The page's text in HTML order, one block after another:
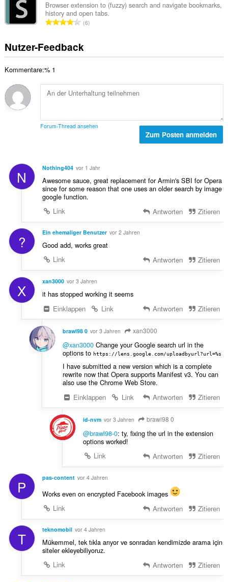
n
:u
n
e
n
e
w
e
t
u
e
a
m
t
B
e
r
t
g
Browser extension to (fuzzy) search and navigate bookmarks,
history and open tabs.
G
s
a
e
B
e
n
e
n
6
Nutzer-Feedback
Kommentare:% 1
Forum-Thread ansehen
Zum Posten anmelden
N Nothing404 vor 1 Jahr
Awesome sauce, great replacement for Armin's SBI for Opera
since for some reason that one uses an older search by image
google function.
Link
Antworten Zitieren
? Ein ehemaliger Benutzer vor 2 Jahren
Good add, works great
Link
Antworten Zitieren
X xan3000 vor 3 Jahren
it has stopped working it seems
Einklappen
Link Antworten Zitieren
brawl98 0 vor 3 Jahren xan3000
@xan3000Change your Google search url in the
options to https://lens.google.com/uploadbyurl?url=%s
I have submitted a new version which is a complete
rewrite now that Opera supports Manifest v3. You can
also use the Chrome Web Store.
Einklappen
Link Antworten Zitieren
id-nvm vor 3 Jahren brawl98 0
@brawl98-0: ty, fixing the url in the extension
options worked!
Link
Antworten Zitieren
P pas-content vor 4 Jahren
Works even on encrypted Facebook images
Link
Antworten Zitieren
T teknomobil vor 4 Jahren
Mükemmel, tek tıkla arıyor ve sonradan kendimizde arama için
siteler ekleyebiliyoruz.
Link
Antworten Zitieren